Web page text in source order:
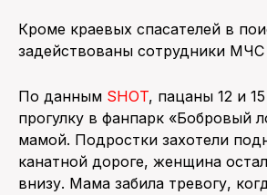
Кроме краевых спасателей в
задействованы сотрудники
По данным SHOT, пацаны 12 и
прогулку в фанпарк «Бобровый
мамой. Подростки захотели
канатной дороге, женщина
внизу. Мама забила тревогу,